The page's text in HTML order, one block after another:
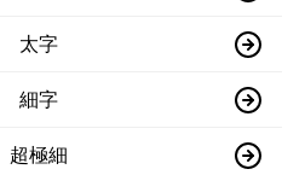
太字
細字
超極細